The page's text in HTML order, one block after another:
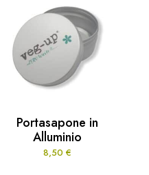
Portasapone in
Alluminio
8,50 €